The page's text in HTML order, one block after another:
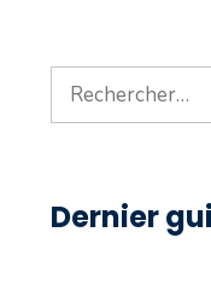
Rechercher :
Dernier